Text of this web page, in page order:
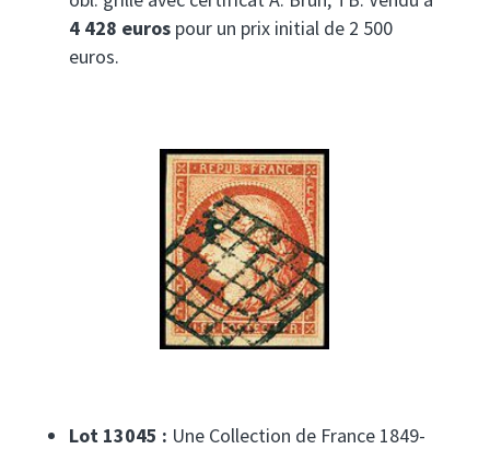
4 428 eurospour un prix initial de 2 500
euros.
Lot 13045 : Une Collection de France 1849-